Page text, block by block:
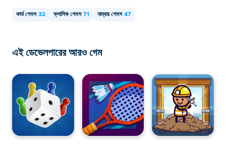
কার্ড গেমস 32 ক্লাসিক গেমস 71 নাম্বার গেমস 47
এই ডেভেলপারের আরও গেম